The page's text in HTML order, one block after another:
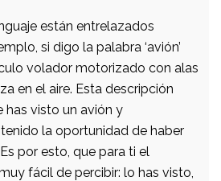
están entrelazados
si digo la palabra ‘avión’
volador motorizado con alas
en el aire. Esta descripción
has visto un avión y
la oportunidad de haber
por esto, que para ti el
fácil de percibir: lo has visto,